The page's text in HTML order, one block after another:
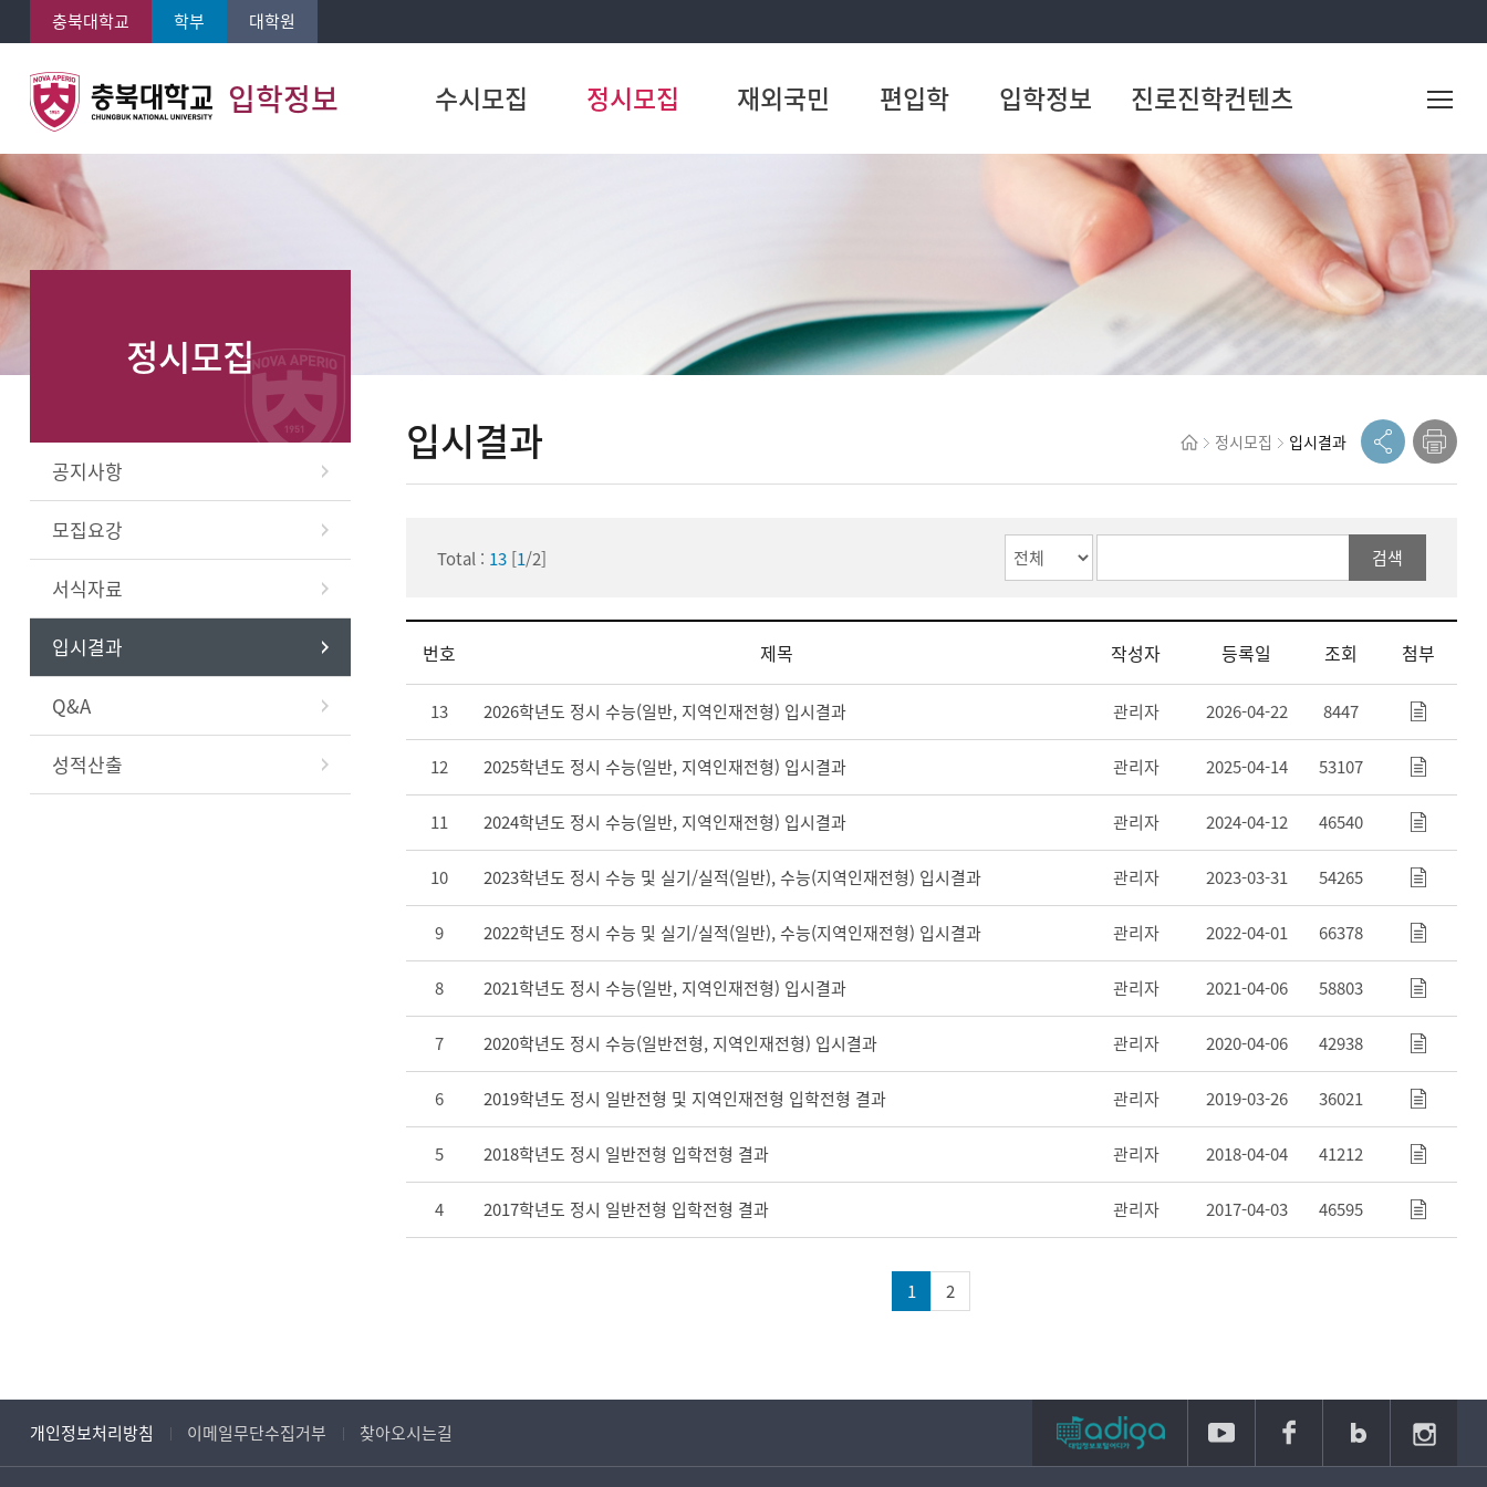
입학정보
충북대학교 학부 대학원
수시모집 정시모집 재외국민 편입학 입학정보 진로진학컨텐츠
정시모집
공지사항
모집요강
서식자료
입시결과
Q&A
성적산출
입시결과 정시모집 입시결과
Total : 13 [1/2] 검색
번호 제목 작성자 등록일 조회 첨부
13 2026학년도 정시 수능(일반, 지역인재전형) 입시결과 관리자 2026-04-22 8447
다운로드
12 2025학년도 정시 수능(일반, 지역인재전형) 입시결과 관리자 2025-04-14 53107
다운로드
11 2024학년도 정시 수능(일반, 지역인재전형) 입시결과 관리자 2024-04-12 46540
다운로드
10 2023학년도 정시 수능 및 실기/실적(일반), 수능(지역인재전형) 입시결과 관리자 2023-03-31 54265
다운로드
9 2022학년도 정시 수능 및 실기/실적(일반), 수능(지역인재전형) 입시결과 관리자 2022-04-01 66378
다운로드
8 2021학년도 정시 수능(일반, 지역인재전형) 입시결과 관리자 2021-04-06 58803
다운로드
7 2020학년도 정시 수능(일반전형, 지역인재전형) 입시결과 관리자 2020-04-06 42938
다운로드
6 2019학년도 정시 일반전형 및 지역인재전형 입학전형 결과 관리자 2019-03-26 36021
다운로드
5 2018학년도 정시 일반전형 입학전형 결과 관리자 2018-04-04 41212
4 2017학년도 정시 일반전형 입학전형 결과 관리자 2017-04-03 46595
1 2
개인정보처리방침 이메일무단수집거부 찾아오시는길